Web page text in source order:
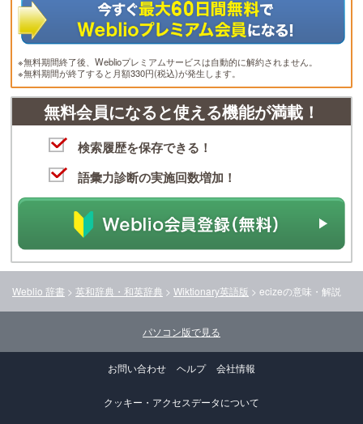
※無料期間終了後、Weblioプレミアムサービスは自動的に解約されません。
※無料期間が終了すると月額330円(税込)が発生します。
無料会員になると使える機能が満載！
検索履歴を保存できる！
語彙力診断の実施回数増加！
Weblio 辞書 > 英和辞典・和英辞典 > Wiktionary英語版 > ecizeの意味・解説
パソコン版で見る
お問い合わせ ヘルプ 会社情報
クッキー・アクセスデータについて